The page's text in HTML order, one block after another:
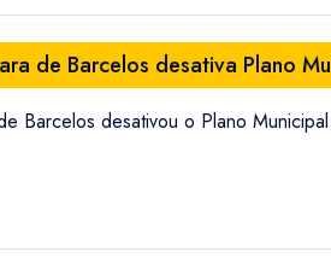
de Barcelos desativa Plano
Barcelos desativou o Plano